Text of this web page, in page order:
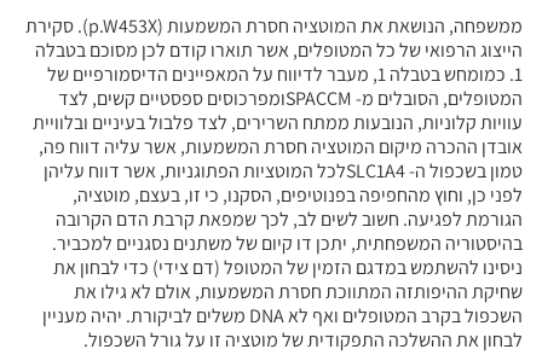
ממשפחה, הנושאת את המוטציה חסרת המשמעות (p.W453X). סקירת
הייצוג הרפואי של כל המטופלים, אשר תוארו קודם לכן מסוכם בטבלה
1. כמומחש בטבלה 1, מעבר לדיווח על המאפיינים הדיסמורפיים של
המטופלים, הסובלים מ- SPACCMומפרכוסים ספסטיים קשים, לצד
עוויות קלוניות, הנובעות ממתח השרירים, לצד פלבול בעיניים ובלוויית
אובדן ההכרה מיקום המוטציה חסרת המשמעות, אשר עליה דווח פה,
טמון בשכפול ה- SLC1A4לכל המוטציות הפתוגניות, אשר דווח עליהן
לפני כן, וחוץ מהחפיפה בפנוטיפים, הסקנו, כי זו, בעצם, מוטציה,
הגורמת לפגיעה. חשוב לשים לב, לכך שמפאת קרבת הדם הקרובה
בהיסטוריה המשפחתית, יתכן דו קיום של משתנים נסגניים למכביר.
ניסינו להשתמש במדגם הזמין של המטופל (דם צידי) כדי לבחון את
שחיקת ההיפותזה המתווכת חסרת המשמעות, אולם לא גילו את
השכפול בקרב המטופלים ואף לא DNA משלים לביקורת. יהיה מעניין
לבחון את ההשלכה התפקודית של מוטציה זו על גורל השכפול.